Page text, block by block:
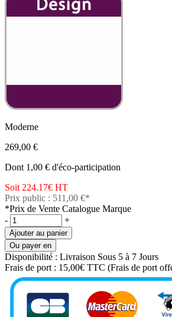
Moderne
269,00 €
Dont 1,00 € d'éco-participation
Soit 224.17€ HT
Prix public : 511,00 €*
*Prix de Vente Catalogue Marque
-
+
Ajouter au panier
Ou payer en
Disponibilité : Livraison Sous 5 à 7 Jours
Frais de port : 15,00€ TTC (Frais de port